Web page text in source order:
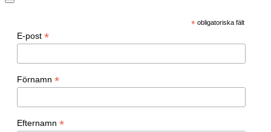
* obligatoriska fält
E-post *
Förnamn *
Efternamn *